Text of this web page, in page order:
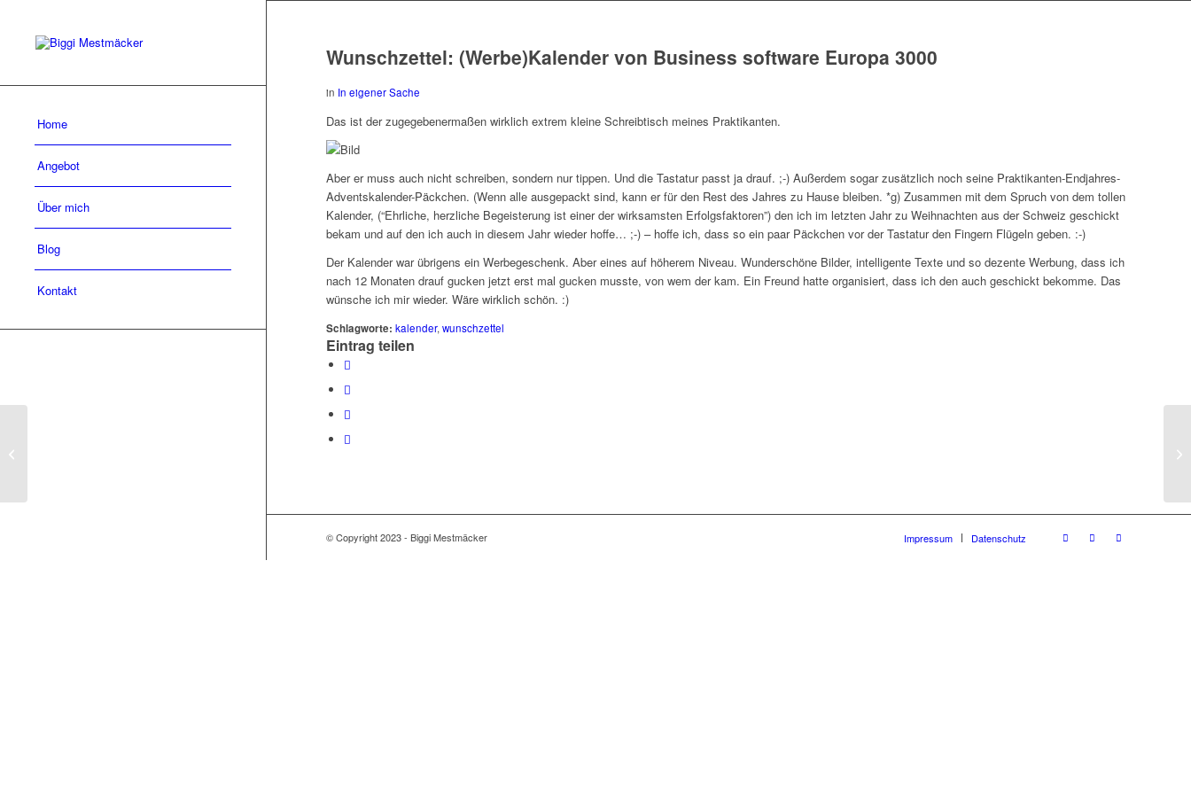
Home
Angebot
Über mich
Blog
Kontakt
Wunschzettel: (Werbe)Kalender von Business software Europa 3000
in In eigener Sache
Das ist der zugegebenermaßen wirklich extrem kleine Schreibtisch meines Praktikanten.
Aber er muss auch nicht schreiben, sondern nur tippen. Und die Tastatur passt ja drauf. ;-) Außerdem sogar zusätzlich noch seine Praktikanten-Endjahres-
Adventskalender-Päckchen. (Wenn alle ausgepackt sind, kann er für den Rest des Jahres zu Hause bleiben. *g) Zusammen mit dem Spruch von dem tollen
Kalender, (“Ehrliche, herzliche Begeisterung ist einer der wirksamsten Erfolgsfaktoren”) den ich im letzten Jahr zu Weihnachten aus der Schweiz geschickt
bekam und auf den ich auch in diesem Jahr wieder hoffe… ;-) – hoffe ich, dass so ein paar Päckchen vor der Tastatur den Fingern Flügeln geben. :-)
Der Kalender war übrigens ein Werbegeschenk. Aber eines auf höherem Niveau. Wunderschöne Bilder, intelligente Texte und so dezente Werbung, dass ich
nach 12 Monaten drauf gucken jetzt erst mal gucken musste, von wem der kam. Ein Freund hatte organisiert, dass ich den auch geschickt bekomme. Das
wünsche ich mir wieder. Wäre wirklich schön. :)
Schlagworte: kalender,wunschzettel
Eintrag teilen
© Copyright 2023 - Biggi Mestmäcker Impressum Datenschutz